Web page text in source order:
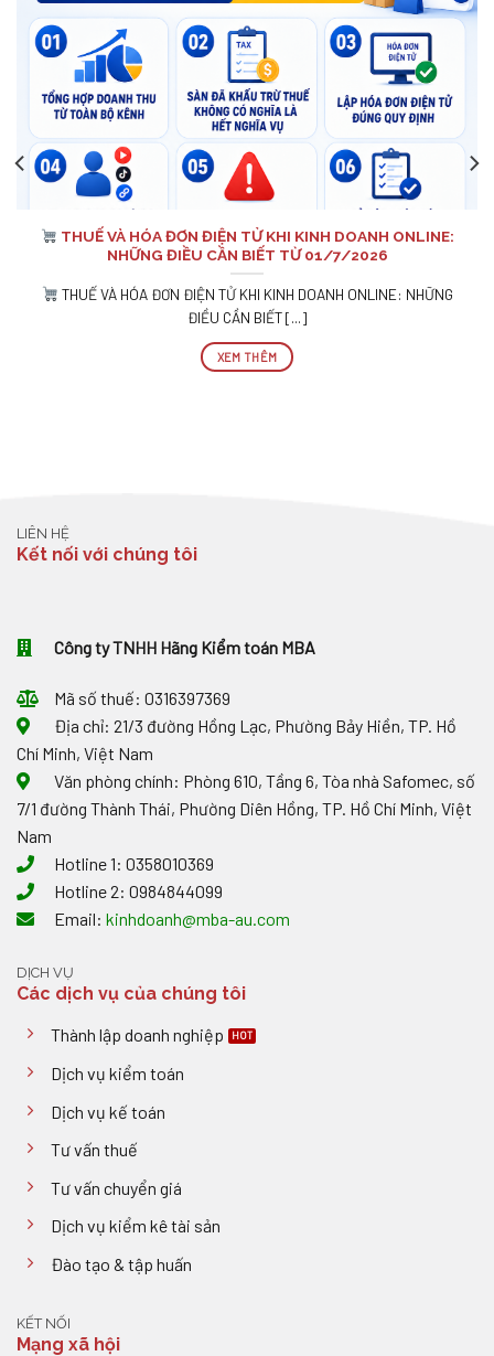
THUẾ VÀ HÓA ĐƠN ĐIỆN TỬ KHI KINH DOANH ONLINE:
NHỮNG ĐIỀU CẦN BIẾT TỪ 01/7/2026
THUẾ VÀ HÓA ĐƠN ĐIỆN TỬ KHI KINH DOANH ONLINE: NHỮNG
ĐIỀU CẦN BIẾT [...]
XEM THÊM
LIÊN HỆ
Kết nối với chúng tôi
Công ty TNHH Hãng Kiểm toán MBA
Mã số thuế: 0316397369
Địa chỉ: 21/3 đường Hồng Lạc, Phường Bảy Hiền, TP. Hồ
Chí Minh, Việt Nam
Văn phòng chính: Phòng 610, Tầng 6, Tòa nhà Safomec, số
7/1 đường Thành Thái, Phường Diên Hồng, TP. Hồ Chí Minh, Việt
Nam
Hotline 1: 0358010369
Hotline 2: 0984844099
Email: kinhdoanh@mba-au.com
DỊCH VỤ
Các dịch vụ của chúng tôi
Thành lập doanh nghiệp
Dịch vụ kiểm toán
Dịch vụ kế toán
Tư vấn thuế
Tư vấn chuyển giá
Dịch vụ kiểm kê tài sản
Đào tạo & tập huấn
KẾT NỐI
Mạng xã hội